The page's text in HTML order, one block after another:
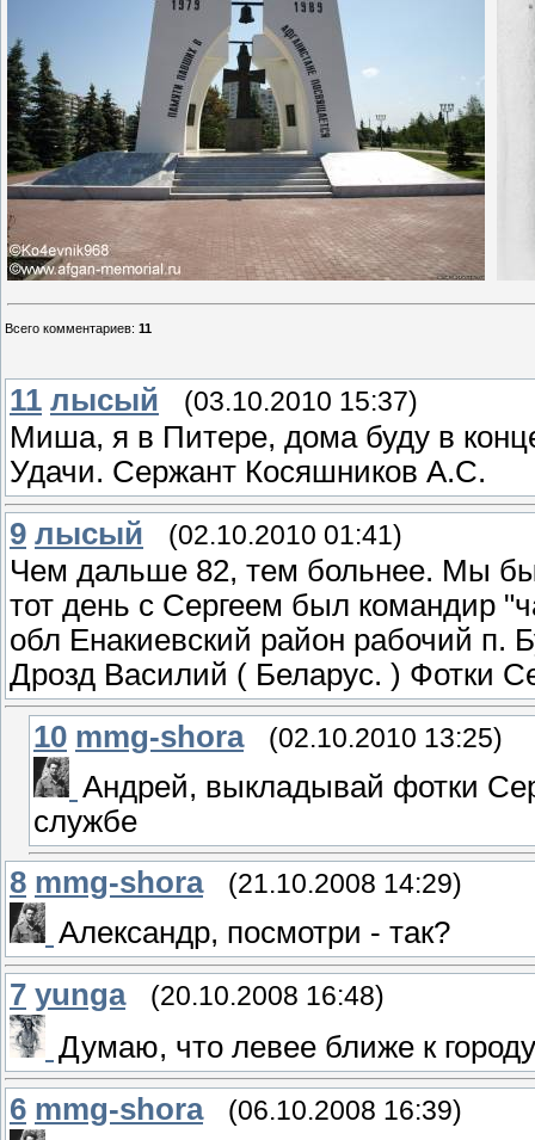
Всего комментариев: 11
11 лысый (03.10.2010 15:37)
Миша, я в Питере, дома буду в
Удачи. Сержант Косяшников А.С.
9 лысый (02.10.2010 01:41)
Чем дальше 82, тем больнее. Мы
тот день с Сергеем был командир
обл Енакиевский район рабочий п.
Дрозд Василий ( Беларус. ) Фотки
10 mmg-shora (02.10.2010 13:25)
Андрей, выкладывай фотки
службе
8 mmg-shora (21.10.2008 14:29)
Александр, посмотри - так?
7 yunga (20.10.2008 16:48)
Думаю, что левее ближе к
6 mmg-shora (06.10.2008 16:39)